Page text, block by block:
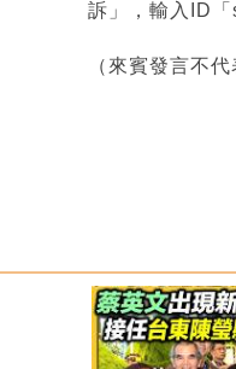
訴」，輸入ID
（來賓發言不